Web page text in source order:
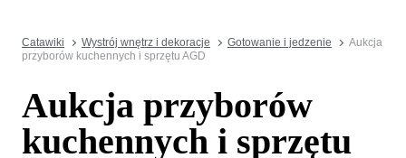
Catawiki Wystrój wnętrz i dekoracje Gotowanie i jedzenie
Aukcja
przyborów kuchennych i sprzętu AGD
Aukcja przyborów
kuchennych i sprzętu